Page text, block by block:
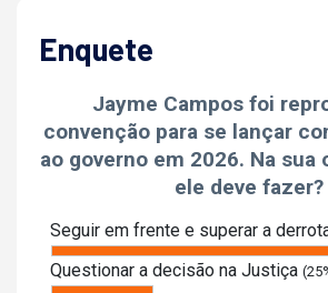
Enquete
Jayme Campos foi
convenção para se lançar
ao governo em 2026. Na sua
ele deve fazer?
Seguir em frente e superar a
Questionar a decisão na Justiça